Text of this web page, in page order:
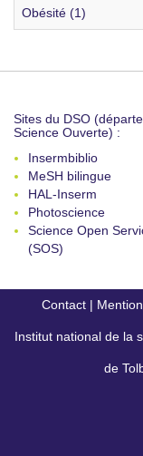
Obésité (1)
Sites du DSO
Science Ouverte) :
Insermbiblio
MeSH bilingue
HAL-Inserm
Photoscience
Science Open
(SOS)
Contact |
Institut national de la
de